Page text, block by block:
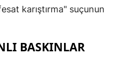
Hatay
Mersin
karıştırma" suçunun
BASKINLAR